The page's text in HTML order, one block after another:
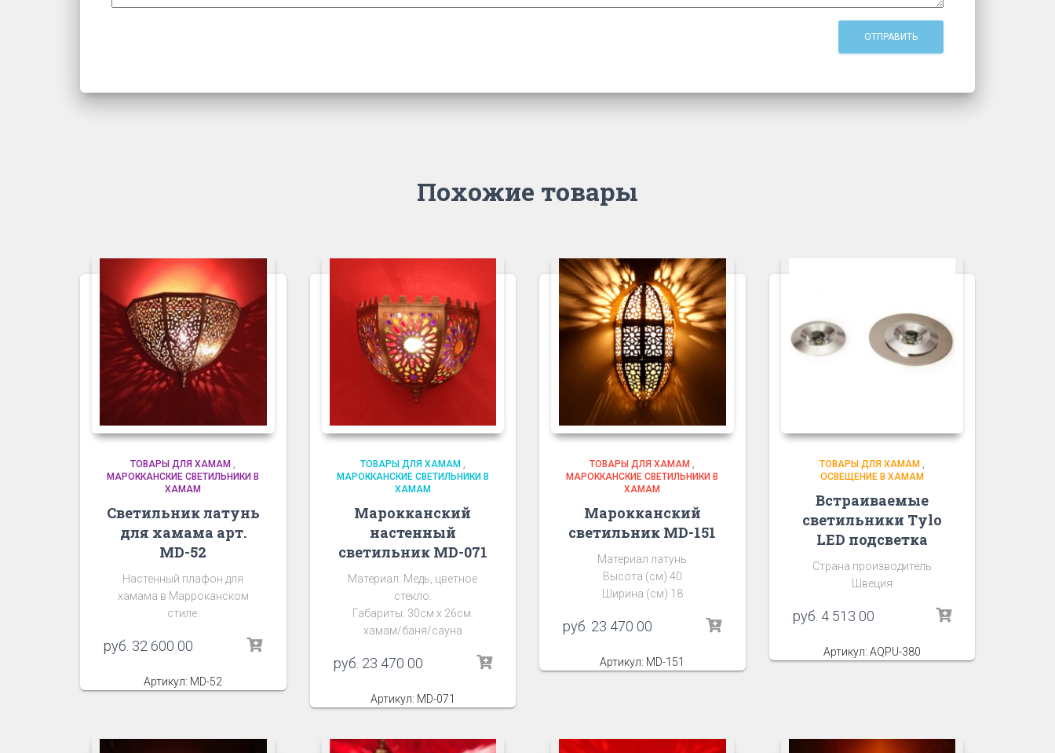
Похожие товары
ТОВАРЫ ДЛЯ ХАМАМ
МАРОККАНСКИЕ СВЕТИЛЬНИКИ В
ХАМАМ
Светильник латунь
для хамама арт.
MD-52
Настенный плафон для
хамама в Марроканском
стиле.
руб. 32 600 00
Артикул: MD-52
ТОВАРЫ ДЛЯ ХАМАМ,
МАРОККАНСКИЕ СВЕТИЛЬНИКИ В
ХАМАМ
Марокканский
настенный
светильник MD-071
Материал: Медь, цветное
стекло.
Габариты: 30см х 26см.
хамам/баня/сауна
руб. 23 470 00
Артикул: MD-071
ТОВАРЫ ДЛЯ ХАМАМ
МАРОККАНСКИЕ СВЕТИЛЬНИКИ В
ХАМАМ
Марокканский
светильник MD-151
Материал латунь
Высота (см) 40
Ширина (см) 18
руб. 23 470 00
Артикул: MD-151
ТОВАРЫ ДЛЯ ХАМАМ,
ОСВЕЩЕНИЕ В ХАМАМ
Встраиваемые
светильники Tylo
LED подсветка
Страна производитель
Швеция
руб. 4 513 00
Артикул: AQPU-380